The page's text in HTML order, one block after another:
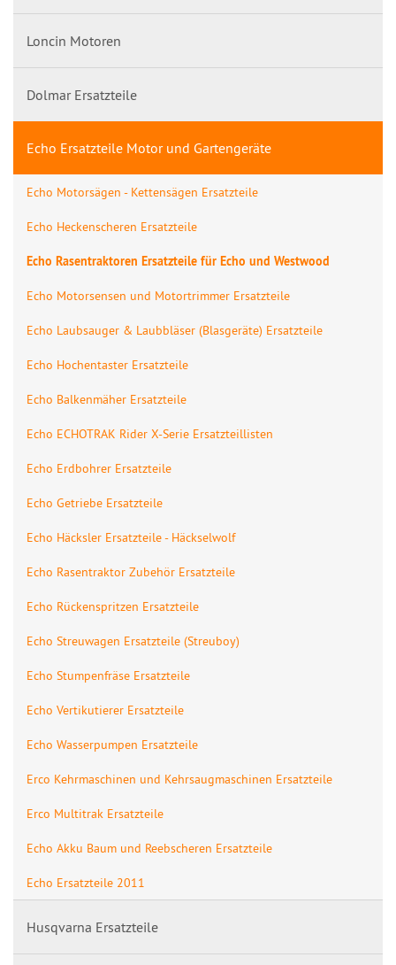
Loncin Motoren
Dolmar Ersatzteile
Echo Ersatzteile Motor und Gartengeräte
Echo Motorsägen - Kettensägen Ersatzteile
Echo Heckenscheren Ersatzteile
Echo Rasentraktoren Ersatzteile für Echo und Westwood
Echo Motorsensen und Motortrimmer Ersatzteile
Echo Laubsauger & Laubbläser (Blasgeräte) Ersatzteile
Echo Hochentaster Ersatzteile
Echo Balkenmäher Ersatzteile
Echo ECHOTRAK Rider X-Serie Ersatzteillisten
Echo Erdbohrer Ersatzteile
Echo Getriebe Ersatzteile
Echo Häcksler Ersatzteile - Häckselwolf
Echo Rasentraktor Zubehör Ersatzteile
Echo Rückenspritzen Ersatzteile
Echo Streuwagen Ersatzteile (Streuboy)
Echo Stumpenfräse Ersatzteile
Echo Vertikutierer Ersatzteile
Echo Wasserpumpen Ersatzteile
Erco Kehrmaschinen und Kehrsaugmaschinen Ersatzteile
Erco Multitrak Ersatzteile
Echo Akku Baum und Reebscheren Ersatzteile
Echo Ersatzteile 2011
Husqvarna Ersatzteile